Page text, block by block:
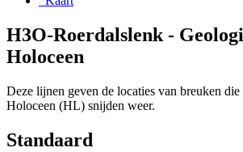
H3O-Roerdalslenk -
Holoceen
Deze lijnen geven de locaties van breuken die
Holoceen (HL) snijden weer.
Standaard